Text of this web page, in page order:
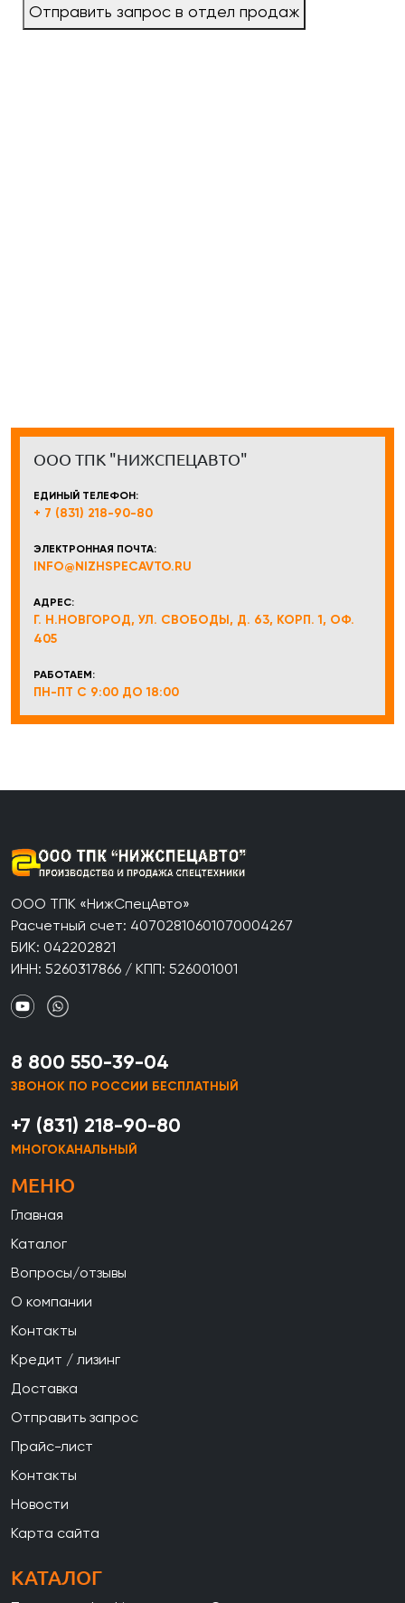
Отправить запрос в отдел продаж
ООО ТПК "НИЖСПЕЦАВТО"
ЕДИНЫЙ ТЕЛЕФОН:
+ 7 (831) 218-90-80
ЭЛЕКТРОННАЯ ПОЧТА:
INFO@NIZHSPECAVTO.RU
АДРЕС:
Г. Н.НОВГОРОД, УЛ. СВОБОДЫ, Д. 63, КОРП. 1, ОФ.
405
РАБОТАЕМ:
ПН-ПТ С 9:00 ДО 18:00
ООО ТПК «НижСпецАвто»
Расчетный счет: 40702810601070004267
БИК: 042202821
ИНН: 5260317866 / КПП: 526001001
8 800 550-39-04
ЗВОНОК ПО РОССИИ БЕСПЛАТНЫЙ
+7 (831) 218-90-80
МНОГОКАНАЛЬНЫЙ
МЕНЮ
Главная
Каталог
Вопросы/отзывы
О компании
Контакты
Кредит / лизинг
Доставка
Отправить запрос
Прайс-лист
Контакты
Новости
Карта сайта
КАТАЛОГ